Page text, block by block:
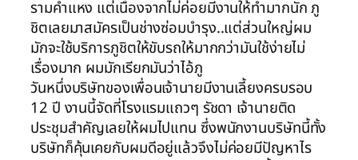
รามคำแหง แต่เนื่องจากไม่ค่อยมีงานให้ทำมากนัก ภู
ชิตเลยมาสมัครเป็นช่างซ่อมบำรุง..แต่ส่วนใหญ่ผม
มักจะใช้บริการภูชิตให้ขับรถให้มากกว่ามันใช้ง่ายไม่
เรื่องมาก ผมมักเรียกมันว่าไอ้ภู
วันหนึ่งบริษัทของเพื่อนเจ้านายมีงานเลี้ยงครบรอบ
12 ปี งานนี้จัดที่โรงแรมแถวๆ รัชดา เจ้านายติด
ประชุมสำคัญเลยให้ผมไปแทน ซึ่งพนักงานบริษัทนี้ทั้ง
บริษัทก็คุ้นเคยกับผมดีอยู่แล้วจึงไม่ค่อยมีปัญหาไร